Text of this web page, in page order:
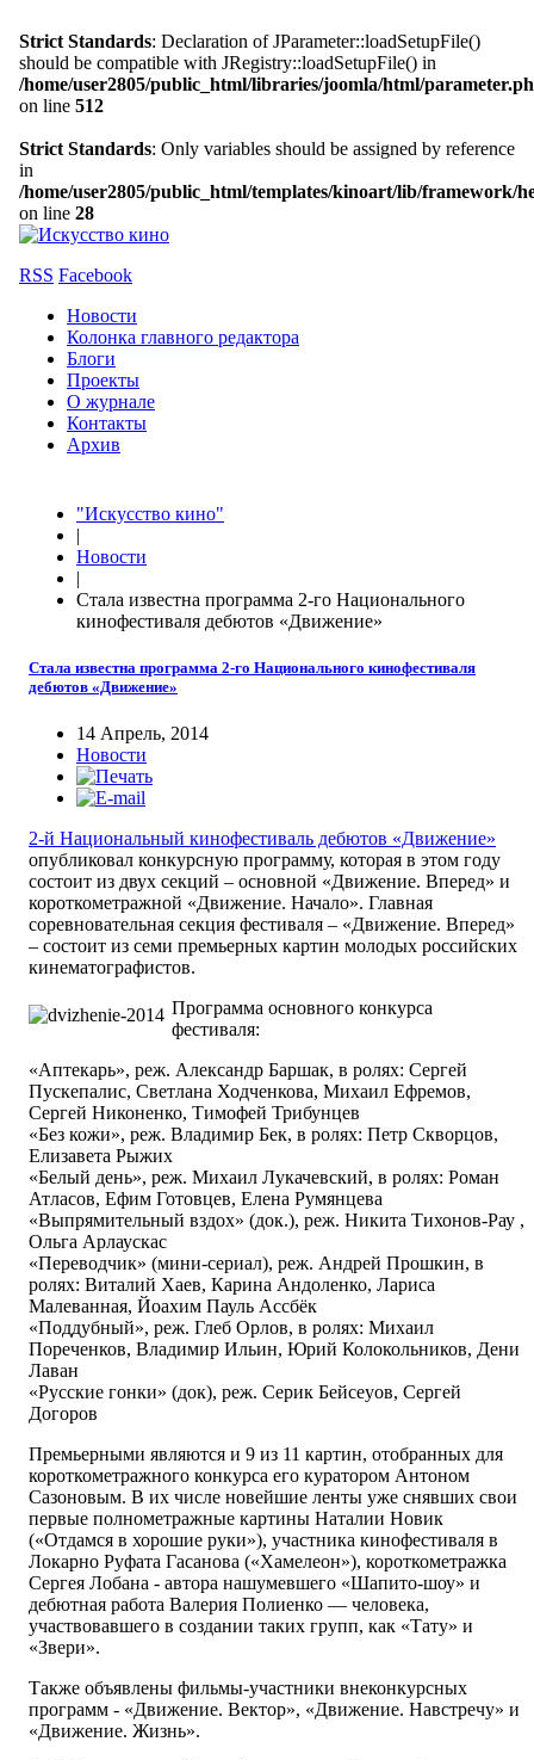
Strict Standards: Declaration of JParameter::loadSetupFile()
should be compatible with JRegistry::loadSetupFile() in
/home/user2805/public_html/libraries/joomla/html/
on line 512
Strict Standards: Only variables should be assigned by reference
in
/home/user2805/public_html/templates/kinoart/lib/framework/
on line 28
RSS Facebook
Новости
Колонка главного редактора
Блоги
Проекты
О журнале
Контакты
Архив
"Искусство кино"
|
Новости
|
Стала известна программа 2-го Национального
кинофестиваля дебютов «Движение»
Стала известна программа 2-го Национального кинофестиваля
дебютов «Движение»
14 Апрель, 2014
Новости
2-й Национальный кинофестиваль дебютов «Движение»
опубликовал конкурсную программу, которая в этом году
состоит из двух секций – основной «Движение. Вперед» и
короткометражной «Движение. Начало». Главная
соревновательная секция фестиваля – «Движение. Вперед»
– состоит из семи премьерных картин молодых российских
кинематографистов.
Программа основного конкурса
фестиваля:
«Аптекарь», реж. Александр Баршак, в ролях: Сергей
Пускепалис, Светлана Ходченкова, Михаил Ефремов,
Сергей Никоненко, Тимофей Трибунцев
«Без кожи», реж. Владимир Бек, в ролях: Петр Скворцов,
Елизавета Рыжих
«Белый день», реж. Михаил Лукачевский, в ролях: Роман
Атласов, Ефим Готовцев, Елена Румянцева
«Выпрямительный вздох» (док.), реж. Никита Тихонов-Рау ,
Ольга Арлаускас
«Переводчик» (мини-сериал), реж. Андрей Прошкин, в
ролях: Виталий Хаев, Карина Андоленко, Лариса
Малеванная, Йоахим Пауль Ассбёк
«Поддубный», реж. Глеб Орлов, в ролях: Михаил
Пореченков, Владимир Ильин, Юрий Колокольников, Дени
Лаван
«Русские гонки» (док), реж. Серик Бейсеуов, Сергей
Догоров
Премьерными являются и 9 из 11 картин, отобранных для
короткометражного конкурса его куратором Антоном
Сазоновым. В их числе новейшие ленты уже снявших свои
первые полнометражные картины Наталии Новик
(«Отдамся в хорошие руки»), участника кинофестиваля в
Локарно Руфата Гасанова («Хамелеон»), короткометражка
Сергея Лобана - автора нашумевшего «Шапито-шоу» и
дебютная работа Валерия Полиенко — человека,
участвовавшего в создании таких групп, как «Тату» и
«Звери».
Также объявлены фильмы-участники внеконкурсных
программ - «Движение. Вектор», «Движение. Навстречу» и
«Движение. Жизнь».